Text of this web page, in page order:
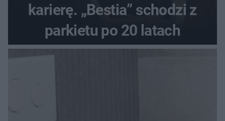
karierę. „Bestia” schodzi z
parkietu po 20 latach